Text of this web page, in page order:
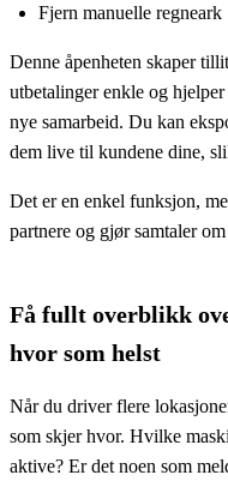
Fjern manuelle regneark
Denne åpenheten skaper
utbetalinger enkle og
nye samarbeid. Du kan
dem live til kundene dine,
Det er en enkel funksjon,
partnere og gjør samtaler
Få fullt overblikk
hvor som helst
Når du driver flere
som skjer hvor. Hvilke
aktive? Er det noen som